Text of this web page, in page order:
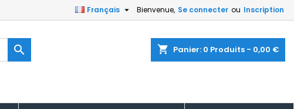
Bienvenue, Se connecter ou Inscription
Français 
shopping_cart Panier: 0 Produits - 0,00 €
